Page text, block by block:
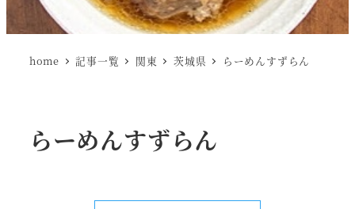
home 記事一覧 関東 茨城県 らーめんすずらん
らーめんすずらん